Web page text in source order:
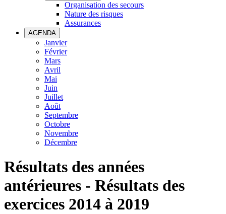
Organisation des secours
Nature des risques
Assurances
AGENDA
Janvier
Février
Mars
Avril
Mai
Juin
Juillet
Août
Septembre
Octobre
Novembre
Décembre
Résultats des années
antérieures - Résultats des
exercices 2014 à 2019